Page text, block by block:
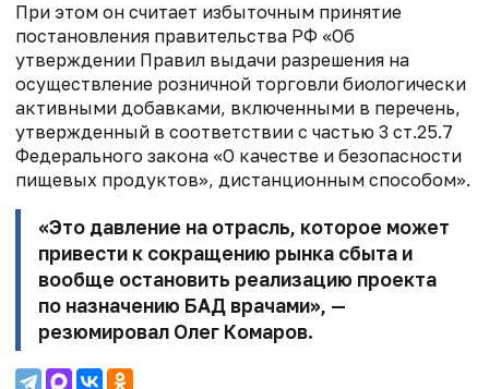
При этом он считает избыточным принятие
постановления правительства РФ «Об
утверждении Правил выдачи разрешения на
осуществление розничной торговли биологически
активными добавками, включенными в перечень,
утвержденный в соответствии с частью 3 ст.25.7
Федерального закона «О качестве и безопасности
пищевых продуктов», дистанционным способом».
«Это давление на отрасль, которое может
привести к сокращению рынка сбыта и
вообще остановить реализацию проекта
по назначению БАД врачами», —
резюмировал Олег Комаров.